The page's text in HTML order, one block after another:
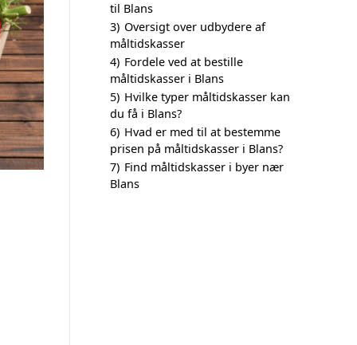
til Blans
3) Oversigt over udbydere af
måltidskasser
4) Fordele ved at bestille
måltidskasser i Blans
5) Hvilke typer måltidskasser kan
du få i Blans?
6) Hvad er med til at bestemme
prisen på måltidskasser i Blans?
7) Find måltidskasser i byer nær
Blans